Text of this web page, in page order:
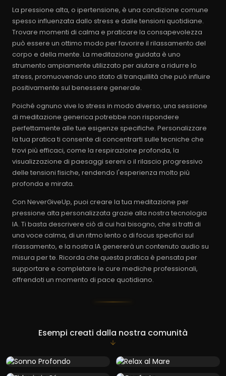
La pressione alta, o ipertensione, è una condizione comune
spesso influenzata dallo stress e dalle tensioni quotidiane.
Trovare momenti di calma e praticare la consapevolezza
può essere un ottimo modo per favorire il rilassamento del
corpo e della mente. La meditazione guidata è uno
strumento ampiamente utilizzato per aiutare a ridurre lo
stress, promuovendo uno stato di tranquillità che può influire
positivamente sul benessere generale.
Poiché ognuno vive lo stress in modo diverso, una sessione
di meditazione generica potrebbe non rispondere
perfettamente alle tue esigenze specifiche. Personalizzare
la tua pratica ti consente di concentrarti sulle tecniche che
trovi più efficaci, come la respirazione profonda, la
visualizzazione di paesaggi sereni o il rilascio progressivo
delle tensioni fisiche, rendendo l'esperienza molto più
profonda e mirata.
Con NeverGiveUp, puoi creare la tua meditazione per
pressione alta personalizzata grazie alla nostra tecnologia
IA. Ti basta descrivere ciò di cui hai bisogno, che si tratti di
una voce calma, di un ritmo lento o di focus specifici sul
rilassamento, e la nostra IA genererà un contenuto audio su
misura per te. Ricorda che questa pratica è pensata per
supportare e completare le cure mediche professionali,
offrendoti un momento di pace quotidiano.
Esempi creati dalla nostra comunità